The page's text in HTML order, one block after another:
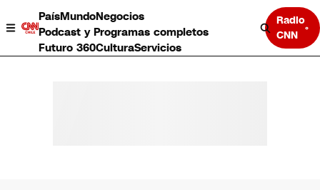
PaísMundoNegocios
Podcast y Programas completos
Futuro 360CulturaServicios
Radio
CNN